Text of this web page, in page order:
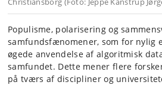
Populisme, polarisering og
samfundsfænomener, som for nylig
øgede anvendelse af algoritmisk
samfundet. Dette mener flere
på tværs af discipliner og